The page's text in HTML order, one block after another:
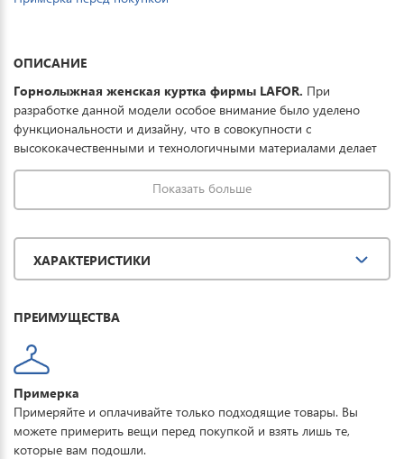
ОПИСАНИЕ
Горнолыжная женская куртка фирмы LAFOR. При
разработке данной модели особое внимание было уделено
функциональности и дизайну, что в совокупности с
высококачественными и технологичными материалами делает
данную куртку отличным выбором для комфортного отдыха в
горах и на прогулке. Ткань обработана водоотталкивающей
пропиткой снаружи и антибактериальной -
превосходную защиту при мокром снеге или ледяном дожде и
оперативно отводит влагу от тела наружу, сохраняя тепло и
комфорт. Купить горнолыжную куртку женскую LAFOR можно
Показать больше
ХАРАКТЕРИСТИКИ
ПРЕИМУЩЕСТВА
Примерка
Примеряйте и оплачивайте только подходящие товары. Вы
можете примерить вещи перед покупкой и взять лишь те,
которые вам подошли.